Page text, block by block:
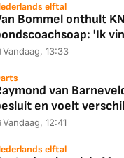
Coolblue
€
elftal
Bommel onthult
'Ik
Vandaag, 13:33
van
en voelt
Vandaag, 12:41
elftal